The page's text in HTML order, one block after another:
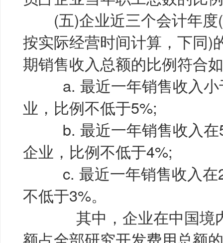
(五)企业近三个会计年度(
按实际经营时间计算，下同)
期销售收入总额的比例符合
a. 最近一年销售收入小
业，比例不低于5%;
b. 最近一年销售收入在
企业，比例不低于4%;
c. 最近一年销售收入在2
不低于3%。
其中，企业在中国境内